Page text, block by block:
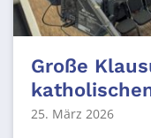
Große
25. März 2026